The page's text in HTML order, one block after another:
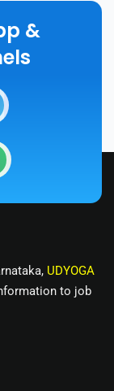
&
UDYOGA
to job